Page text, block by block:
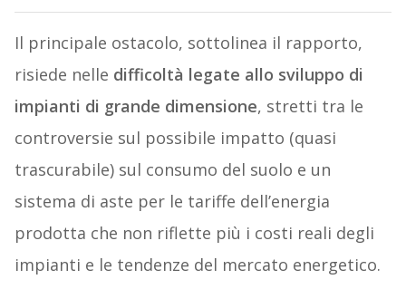
Il principale ostacolo, sottolinea il rapporto,
risiede nelle difficoltà legate allo sviluppo di
impianti di grande dimensione, stretti tra le
controversie sul possibile impatto (quasi
trascurabile) sul consumo del suolo e un
sistema di aste per le tariffe dell’energia
prodotta che non riflette più i costi reali degli
impianti e le tendenze del mercato energetico.